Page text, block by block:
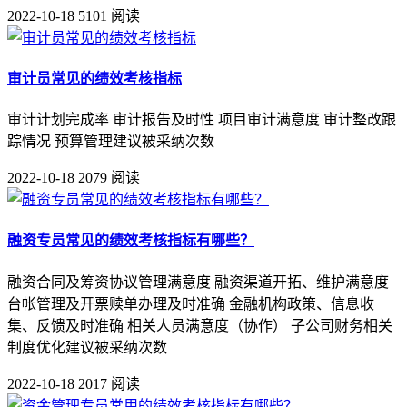
2022-10-18 5101 阅读
审计员常见的绩效考核指标
审计计划完成率 审计报告及时性 项目审计满意度 审计整改跟
踪情况 预算管理建议被采纳次数
2022-10-18 2079 阅读
融资专员常见的绩效考核指标有哪些？
融资合同及筹资协议管理满意度 融资渠道开拓、维护满意度
台帐管理及开票赎单办理及时准确 金融机构政策、信息收
集、反馈及时准确 相关人员满意度（协作） 子公司财务相关
制度优化建议被采纳次数
2022-10-18 2017 阅读